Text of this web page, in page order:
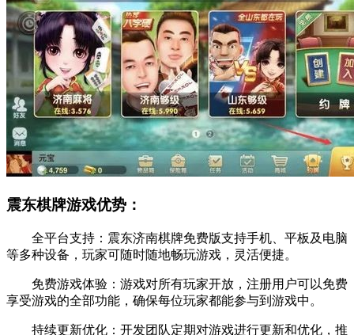
震东棋牌游戏优势：
全平台支持：震东济南棋牌免费版支持手机、平板及电脑
等多种设备，玩家可随时随地畅玩游戏，灵活便捷。
免费游戏体验：游戏对所有玩家开放，注册用户可以免费
享受游戏的全部功能，确保每位玩家都能参与到游戏中。
持续更新优化：开发团队定期对游戏进行更新和优化，推